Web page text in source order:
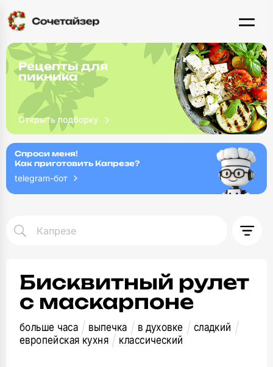
Рецепты для
пикника
Спроси меня!
Как приготовить Капрезе?
telegram-бот
Бисквитный рулет
с маскарпоне
больше часа выпечка в духовке
сладкий
европейская кухня
классический